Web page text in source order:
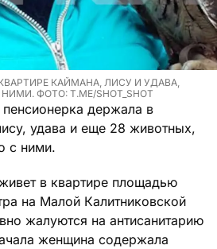
КАЙМАНА, ЛИСУ И УДАВА,
ФОТО: T.ME/SHOT_SHOT
держала в
удава и еще 28 животных,
с ними.
в квартире площадью
на Малой Калитниковской
жалуются на антисанитарию
женщина содержала